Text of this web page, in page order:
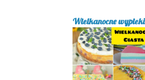
Wielkanocne wypieki